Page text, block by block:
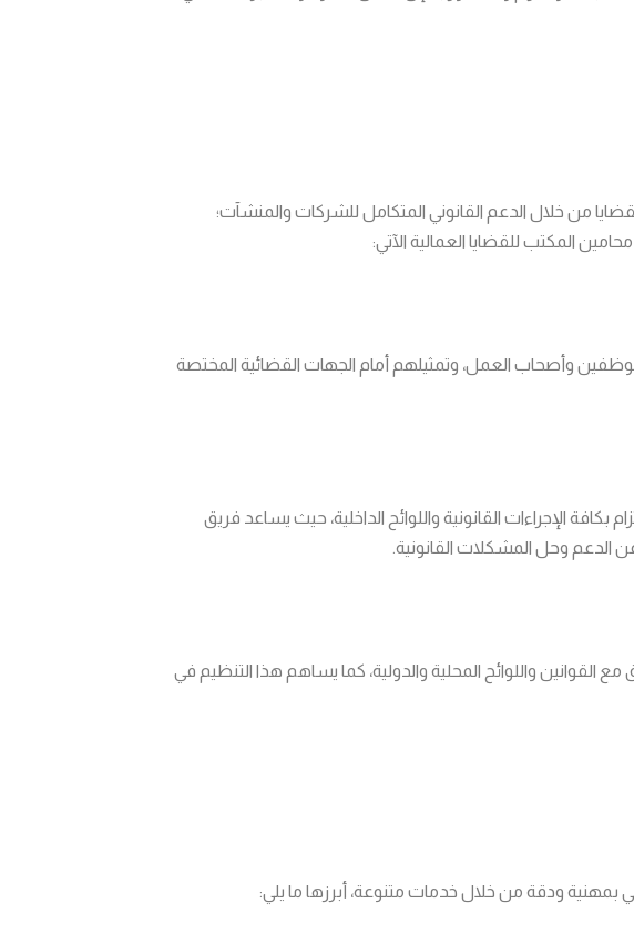
من خلال الدعم القانوني المتكامل للشركات والمنشآت؛
المكتب للقضايا العمالية الآتي:
وأصحاب العمل، وتمثيلهم أمام الجهات القضائية المختصة
الإجراءات القانونية واللوائح الداخلية، حيث يساعد فريق
الدعم وحل المشكلات القانونية.
واللوائح المحلية والدولية، كما يساهم هذا التنظيم في
ودقة من خلال خدمات متنوعة، أبرزها ما يلي: